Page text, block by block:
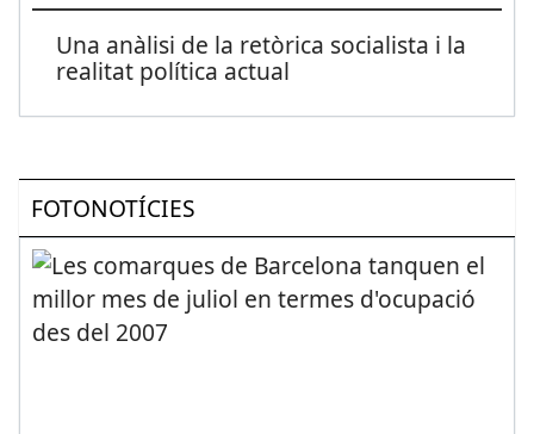
Una anàlisi de la retòrica socialista i la
realitat política actual
FOTONOTÍCIES